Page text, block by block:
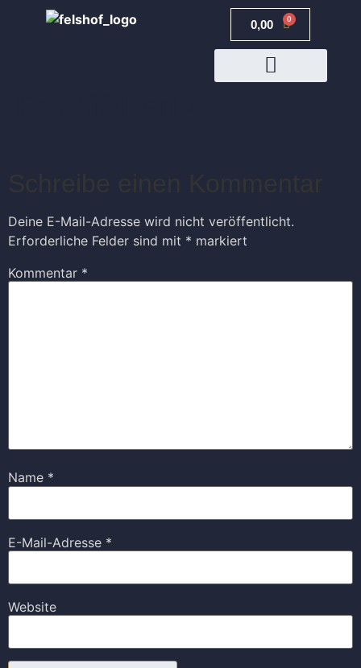
0,00 € 0
Deine E-Mail-Adresse wird nicht veröffentlicht.
Erforderliche Felder sind mit * markiert
Kommentar *
Name *
E-Mail-Adresse *
Website